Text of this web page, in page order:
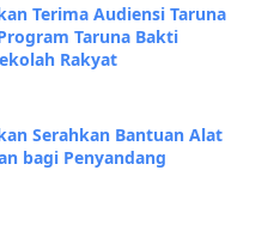
Terima Audiensi Taruna
Taruna Bakti
Rakyat
Serahkan Bantuan Alat
bagi Penyandang